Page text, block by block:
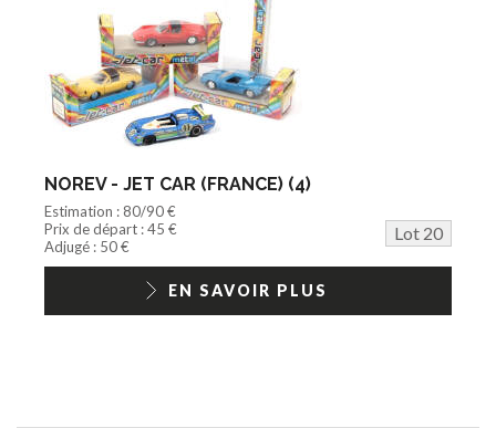
NOREV - JET CAR (FRANCE) (4)
Estimation : 80/90 €
Prix de départ : 45 €
Lot 20
Adjugé : 50 €
EN SAVOIR PLUS